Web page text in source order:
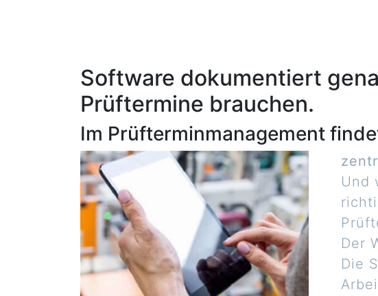
Software dokumentiert
Prüftermine brauchen.
Im Prüfterminmanagement
Und
Der
Die